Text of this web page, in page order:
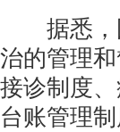
据悉，国
治的管理
接诊制度
台账管理